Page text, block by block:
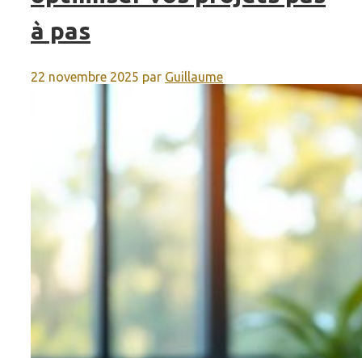
à pas
22 novembre 2025 par Guillaume